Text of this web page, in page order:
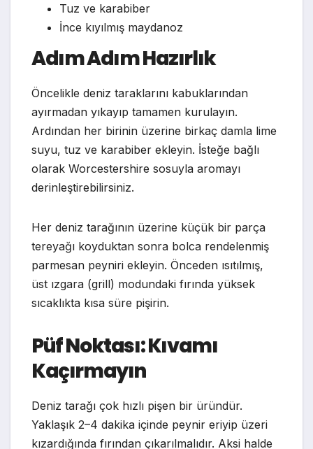
Tuz ve karabiber
İnce kıyılmış maydanoz
Adım Adım Hazırlık
Öncelikle deniz taraklarını kabuklarından
ayırmadan yıkayıp tamamen kurulayın.
Ardından her birinin üzerine birkaç damla lime
suyu, tuz ve karabiber ekleyin. İsteğe bağlı
olarak Worcestershire sosuyla aromayı
derinleştirebilirsiniz.
Her deniz tarağının üzerine küçük bir parça
tereyağı koyduktan sonra bolca rendelenmiş
parmesan peyniri ekleyin. Önceden ısıtılmış,
üst ızgara (grill) modundaki fırında yüksek
sıcaklıkta kısa süre pişirin.
Püf Noktası: Kıvamı
Kaçırmayın
Deniz tarağı çok hızlı pişen bir üründür.
Yaklaşık 2–4 dakika içinde peynir eriyip üzeri
kızardığında fırından çıkarılmalıdır. Aksi halde